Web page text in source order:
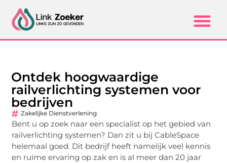
Ontdek hoogwaardige
railverlichting systemen voor
bedrijven
Zakelijke Dienstverlening
Bent u op zoek naar een specialist op het gebied van
railverlichting systemen? Dan zit u bij CableSpace
helemaal goed. Dit bedrijf heeft namelijk veel kennis
en ruime ervaring op zak en is al meer dan 20 jaar